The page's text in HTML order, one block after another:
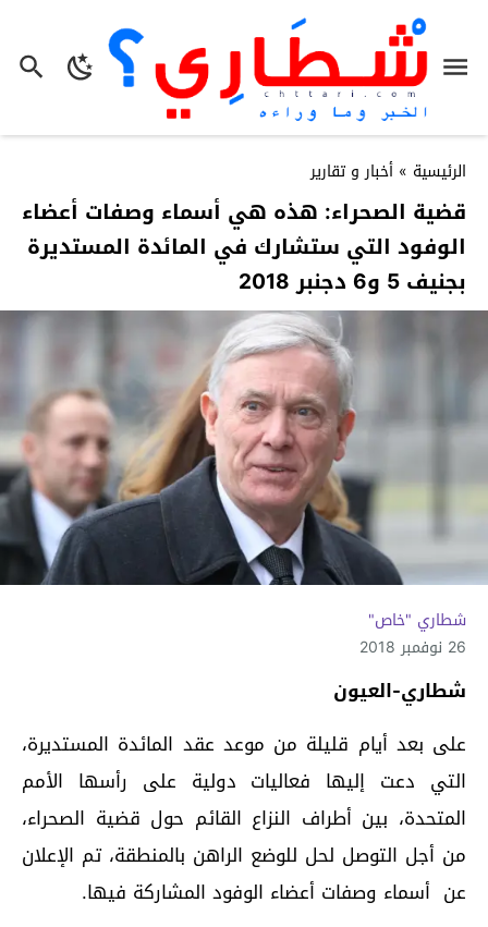
الرئيسية » أخبار و تقارير
قضية الصحراء: هذه هي أسماء وصفات أعضاء
الوفود التي ستشارك في المائدة المستديرة
بجنيف 5 و6 دجنبر 2018
شطاري "خاص"
26 نوفمبر 2018
شطاري-العيون
على بعد أيام قليلة من موعد عقد المائدة المستديرة،
التي دعت إليها فعاليات دولية على رأسها الأمم
المتحدة، بين أطراف النزاع القائم حول قضية الصحراء،
من أجل التوصل لحل للوضع الراهن بالمنطقة، تم الإعلان
عن أسماء وصفات أعضاء الوفود المشاركة فيها.